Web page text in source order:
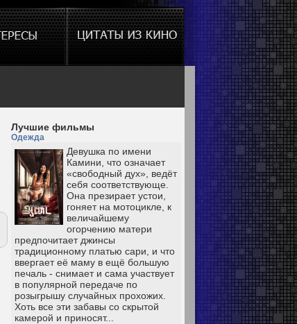
Лучшие фильмы
Одежда
Девушка по имени
Камини, что означает
«свободный дух», ведёт
себя соответствующе.
Она презирает устои,
гоняет на мотоцикле, к
величайшему
огорчению матери
предпочитает джинсы
традиционному платью сари, и что
ввергает её маму в ещё большую
печаль - снимает и сама участвует
в популярной передаче по
розыгрышу случайных прохожих.
Хоть все эти забавы со скрытой
камерой и приносят...